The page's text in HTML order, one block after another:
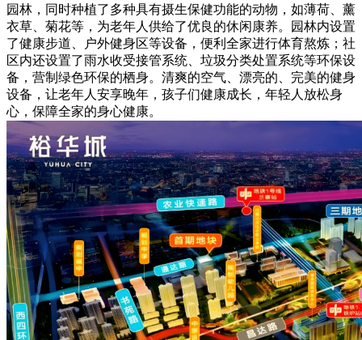
园林，同时种植了多种具有摄生保健功能的动物，如薄荷、薰
衣草、菊花等，为老年人供给了优良的休闲康养。园林内设置
了健康步道、户外健身区等设备，便利全家进行体育熬炼；社
区内还设置了雨水收受接管系统、垃圾分类处置系统等环保设
备，营制绿色环保的栖身。清爽的空气、漂亮的、完美的健身
设备，让老年人安享晚年，孩子们健康成长，年轻人放松身
心，保障全家的身心健康。